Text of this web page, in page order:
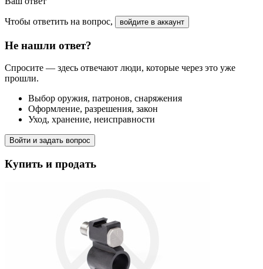
Чтобы ответить на вопрос, войдите в аккаунт
Не нашли ответ?
Спросите — здесь отвечают люди, которые через это уже
прошли.
Выбор оружия, патронов, снаряжения
Оформление, разрешения, закон
Уход, хранение, неисправности
Войти и задать вопрос
Купить и продать